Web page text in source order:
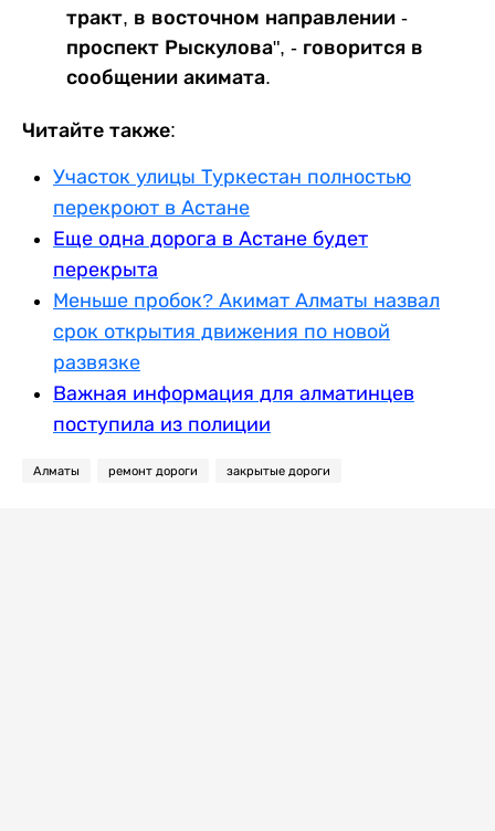
тракт, в восточном направлении -
проспект Рыскулова", - говорится в
сообщении акимата.
Читайте также:
Участок улицы Туркестан полностью
перекроют в Астане
Еще одна дорога в Астане будет
перекрыта
Меньше пробок? Акимат Алматы назвал
срок открытия движения по новой
развязке
Важная информация для алматинцев
поступила из полиции
Алматы ремонт дороги закрытые дороги